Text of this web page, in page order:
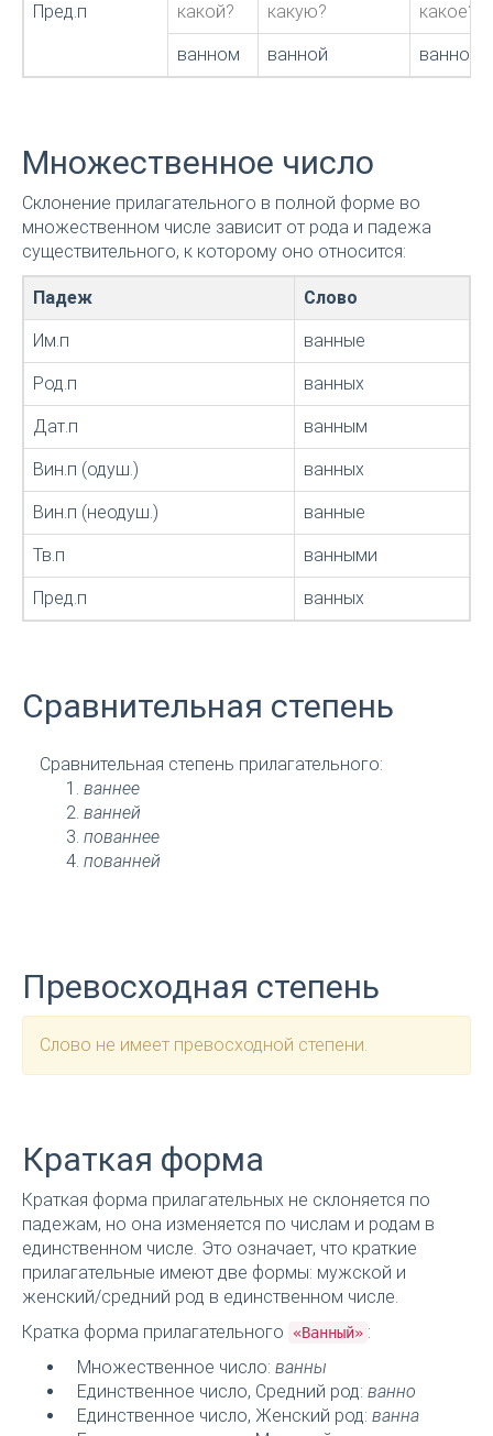
Пред.п какой? какую? какое?
ванном ванной ванном
Множественное число
Склонение прилагательного в полной форме во
множественном числе зависит от рода и падежа
существительного, к которому оно относится:
Падеж Слово
Им.п ванные
Род.п ванных
Дат.п ванным
Вин.п (одуш.) ванных
Вин.п (неодуш.) ванные
Тв.п ванными
Пред.п ванных
Сравнительная степень
Сравнительная степень прилагательного:
ваннее
ванней
пованнее
пованней
Превосходная степень
Слово не имеет превосходной степени.
Краткая форма
Краткая форма прилагательных не склоняется по
падежам, но она изменяется по числам и родам в
единственном числе. Это означает, что краткие
прилагательные имеют две формы: мужской и
женский/средний род в единственном числе.
Кратка форма прилагательного
«Ванный» :
Множественное число: ванны
Единственное число, Средний род: ванно
Единственное число, Женский род: ванна